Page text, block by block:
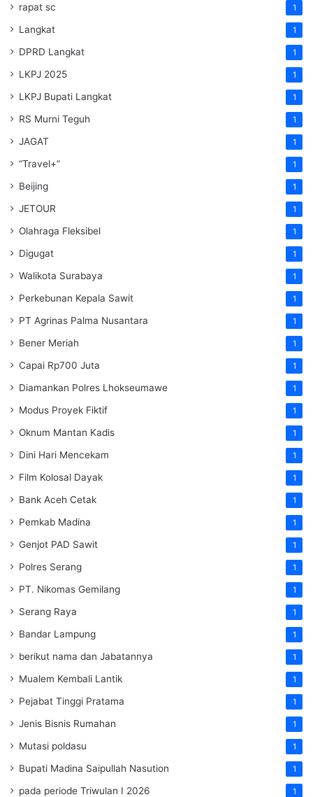
rapat sc 1
Langkat 1
DPRD Langkat 1
LKPJ 2025 1
LKPJ Bupati Langkat 1
RS Murni Teguh 1
JAGAT 1
“Travel+” 1
Beijing 1
JETOUR 1
Olahraga Fleksibel 1
Digugat 1
Walikota Surabaya 1
Perkebunan Kepala Sawit 1
PT Agrinas Palma Nusantara 1
Bener Meriah 1
Capai Rp700 Juta 1
Diamankan Polres Lhokseumawe 1
Modus Proyek Fiktif 1
Oknum Mantan Kadis 1
Dini Hari Mencekam 1
Film Kolosal Dayak 1
Bank Aceh Cetak 1
Pemkab Madina 1
Genjot PAD Sawit 1
Polres Serang 1
PT. Nikomas Gemilang 1
Serang Raya 1
Bandar Lampung 1
berikut nama dan Jabatannya 1
Mualem Kembali Lantik 1
Pejabat Tinggi Pratama 1
Jenis Bisnis Rumahan 1
Mutasi poldasu 1
Bupati Madina Saipullah Nasution 1
pada periode Triwulan I 2026 1